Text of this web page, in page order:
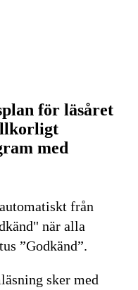
för läsåret
med
från
när alla
”Godkänd”.
sker med